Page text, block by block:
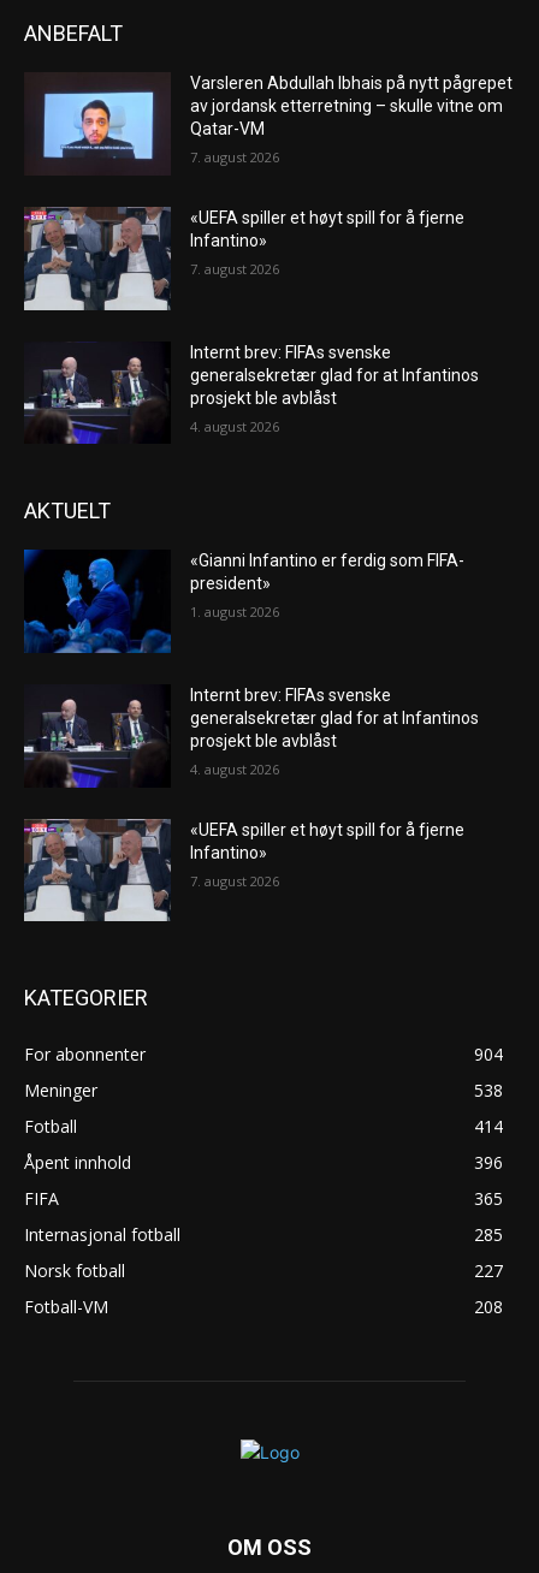
ANBEFALT
Varsleren Abdullah Ibhais på nytt pågrepet
av jordansk etterretning – skulle vitne om
Qatar-VM
7. august 2026
«UEFA spiller et høyt spill for å fjerne
Infantino»
7. august 2026
Internt brev: FIFAs svenske
generalsekretær glad for at Infantinos
prosjekt ble avblåst
4. august 2026
AKTUELT
«Gianni Infantino er ferdig som FIFA-
president»
1. august 2026
Internt brev: FIFAs svenske
generalsekretær glad for at Infantinos
prosjekt ble avblåst
4. august 2026
«UEFA spiller et høyt spill for å fjerne
Infantino»
7. august 2026
KATEGORIER
For abonnenter
904
Meninger
538
Fotball
414
Åpent innhold
396
FIFA
365
Internasjonal fotball
285
Norsk fotball
227
Fotball-VM
208
OM OSS